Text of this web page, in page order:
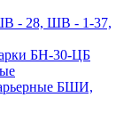
- 28, ШВ - 1-37,
БН-30-ЦБ
БШИ,